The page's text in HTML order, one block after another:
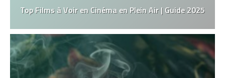
Top Films à Voir en Cinéma en Plein Air | Guide 2025